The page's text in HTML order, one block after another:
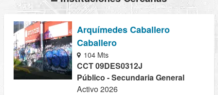
Arquímedes Caballero
Caballero
104 Mts
CCT 09DES0312J
Público - Secundaria General
Activo 2026